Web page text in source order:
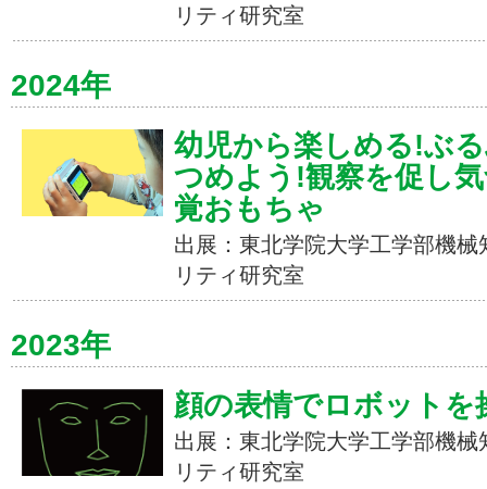
リティ研究室
2024年
幼児から楽しめる!ぶ
つめよう!観察を促し
覚おもちゃ
出展：東北学院大学工学部機
リティ研究室
2023年
顔の表情でロボットを
出展：東北学院大学工学部機
リティ研究室